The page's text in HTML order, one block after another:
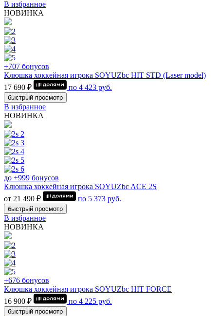
В избранное
НОВИНКА
+707 бонусов
Клюшка хоккейная игрока SOYUZbc HIT STD (Laser model)
17 690 ₽
по 4 423 руб.
быстрый просмотр
В избранное
НОВИНКА
до +999 бонусов
Клюшка хоккейная игрока SOYUZbc ACE 2S
от 21 490 ₽
по 5 373 руб.
быстрый просмотр
В избранное
НОВИНКА
+676 бонусов
Клюшка хоккейная игрока SOYUZbc HIT FORCE
16 900 ₽
по 4 225 руб.
быстрый просмотр